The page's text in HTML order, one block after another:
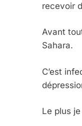
recevoir
Avant
Sahara.
C’est
Le plus